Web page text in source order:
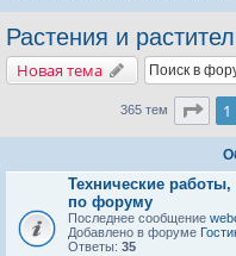
Растения и
Новая тема
365 тем 1
Технические
по форуму
Последнее сообщение
Добавлено в форуме
Ответы: 35